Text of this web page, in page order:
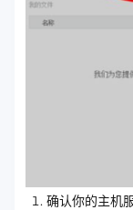
确认你的主机